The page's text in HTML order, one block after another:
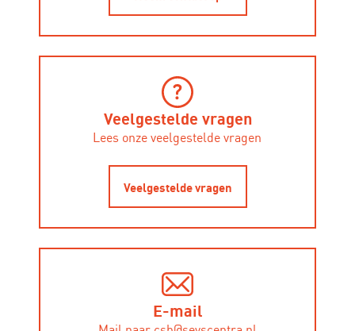
Veelgestelde vragen
Lees onze veelgestelde vragen
Veelgestelde vragen
E-mail